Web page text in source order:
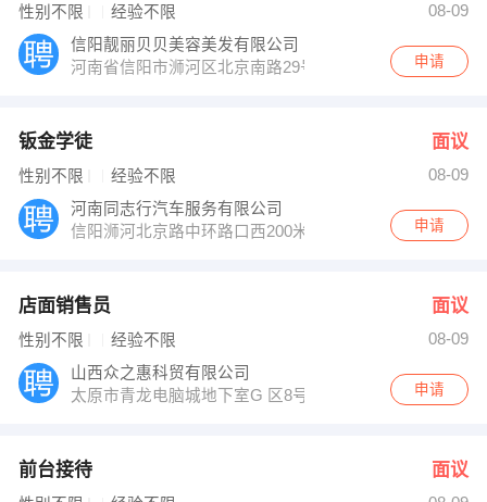
性别不限 经验不限
08-09
信阳靓丽贝贝美容美发有限公司
河南省信阳市浉河区北京南路29号
申请
钣金学徒 面议
性别不限 经验不限
08-09
河南同志行汽车服务有限公司
信阳浉河北京路中环路口西200米
申请
店面销售员 面议
性别不限 经验不限
08-09
山西众之惠科贸有限公司
太原市青龙电脑城地下室G 区8号
申请
前台接待 面议